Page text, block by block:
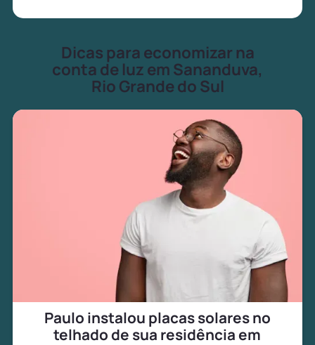
Dicas para economizar na
conta de luz em Sananduva,
Rio Grande do Sul
Paulo instalou placas solares no
telhado de sua residência em